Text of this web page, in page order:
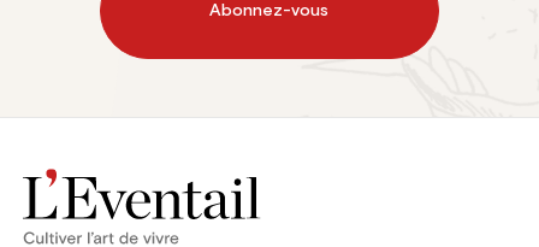
Abonnez-vous